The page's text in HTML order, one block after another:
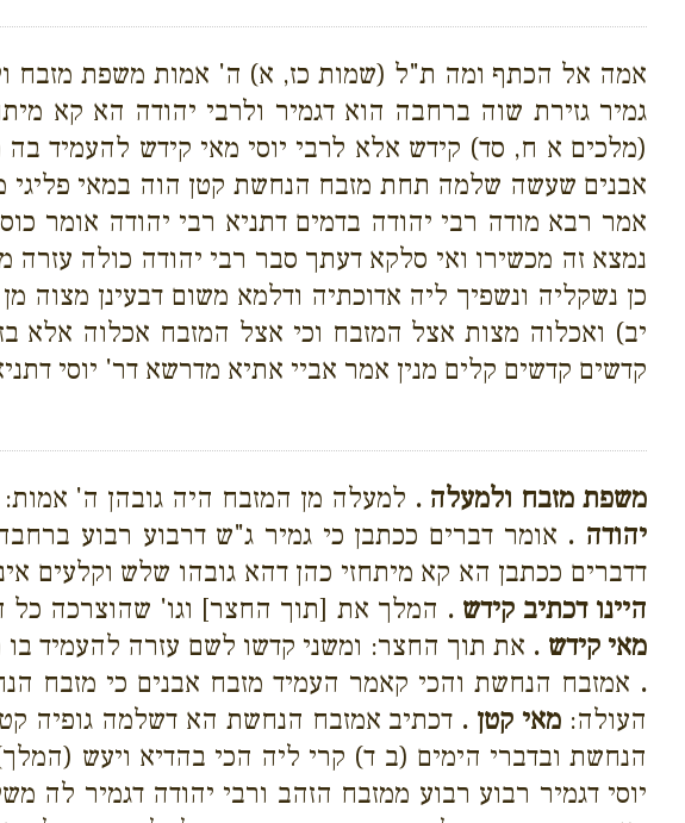
אמה אל הכתף ומה ת"ל (שמות כז, א) ה' אמות משפת מזבח
גמיר גזירת שוה ברחבה הוא דגמיר ולרבי יהודה הא קא
(מלכים א ח, סד) קידש אלא לרבי יוסי מאי קידש להעמיד
אבנים שעשה שלמה תחת מזבח הנחשת קטן הוה במאי פליגי מר
אמר רבא מודה רבי יהודה בדמים דתניא רבי יהודה אומר
נמצא זה מכשירו ואי סלקא דעתך סבר רבי יהודה כולה
כן נשקליה ונשפיך ליה אדוכתיה ודלמא משום דבעינן מצוה
יב) ואכלוה מצות אצל המזבח וכי אצל המזבח אכלוה אלא
קדשים קדשים קלים מנין אמר אביי אתיא מדרשא דר' יוסי
משפת מזבח ולמעלה . למעלה מן המזבח היה גובהן ה'
יהודה . אומר דברים ככתבן כי גמיר ג"ש דרבוע רבוע
דדברים ככתבן הא קא מיתחזי כהן דהא גובהו שלש וקלעים
היינו דכתיב קידש . המלך את [תוך החצר] וגו' שהוצרכה כל
מאי קידש . את תוך החצר: ומשני קדשו לשם עזרה להעמיד
. אמזבח הנחשת והכי קאמר העמיד מזבח אבנים כי מזבח
העולה: מאי קטן . דכתיב אמזבח הנחשת הא דשלמה גופיה
הנחשת ובדברי הימים (ב ד) קרי ליה הכי בהדיא ויעש
יוסי דגמיר רבוע רבוע ממזבח הזהב ורבי יהודה דגמיר לה